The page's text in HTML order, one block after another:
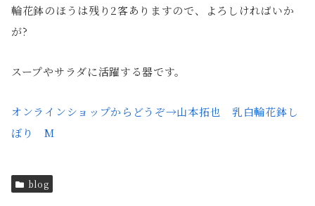
輪花鉢のほうは残り2客ありますので、よろしければいか
が?
スープやサラダに活躍する器です。
オンラインショップからどうぞ→山本拓也 乳白輪花鉢し
ぼり M
blog